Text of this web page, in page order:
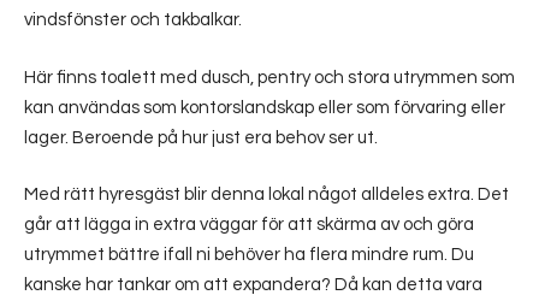
vindsfönster och takbalkar.
Här finns toalett med dusch, pentry och stora utrymmen som
kan användas som kontorslandskap eller som förvaring eller
lager. Beroende på hur just era behov ser ut.
Med rätt hyresgäst blir denna lokal något alldeles extra. Det
går att lägga in extra väggar för att skärma av och göra
utrymmet bättre ifall ni behöver ha flera mindre rum. Du
kanske har tankar om att expandera? Då kan detta vara